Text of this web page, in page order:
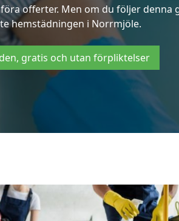
offerter. Men om du följer
hemstädningen i Norrmjöle.
gratis och utan förpliktelser